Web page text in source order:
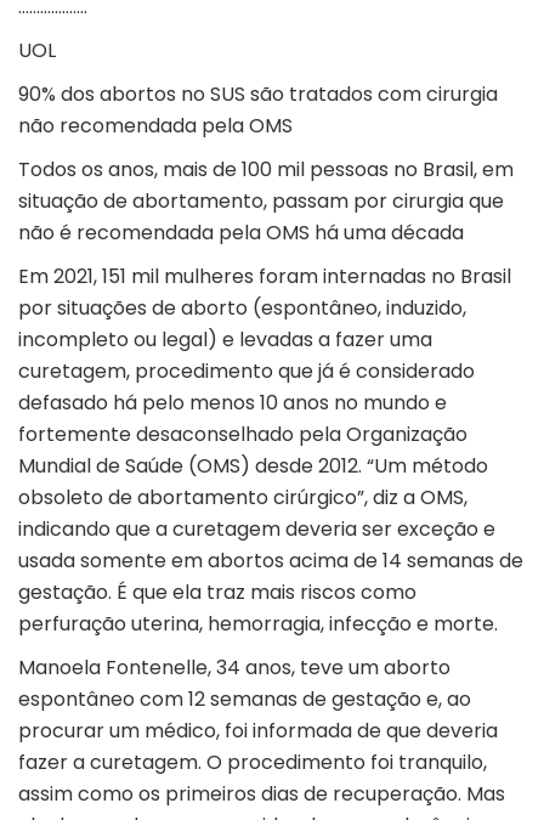
……………….
UOL
90% dos abortos no SUS são tratados com cirurgia
não recomendada pela OMS
Todos os anos, mais de 100 mil pessoas no Brasil, em
situação de abortamento, passam por cirurgia que
não é recomendada pela OMS há uma década
Em 2021, 151 mil mulheres foram internadas no Brasil
por situações de aborto (espontâneo, induzido,
incompleto ou legal) e levadas a fazer uma
curetagem, procedimento que já é considerado
defasado há pelo menos 10 anos no mundo e
fortemente desaconselhado pela Organização
Mundial de Saúde (OMS) desde 2012. “Um método
obsoleto de abortamento cirúrgico”, diz a OMS,
indicando que a curetagem deveria ser exceção e
usada somente em abortos acima de 14 semanas de
gestação. É que ela traz mais riscos como
perfuração uterina, hemorragia, infecção e morte.
Manoela Fontenelle, 34 anos, teve um aborto
espontâneo com 12 semanas de gestação e, ao
procurar um médico, foi informada de que deveria
fazer a curetagem. O procedimento foi tranquilo,
assim como os primeiros dias de recuperação. Mas